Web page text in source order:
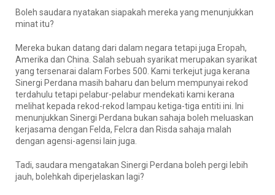
Boleh saudara nyatakan siapakah mereka yang menunjukkan
minat itu?
Mereka bukan datang dari dalam negara tetapi juga Eropah,
Amerika dan China. Salah sebuah syarikat merupakan syarikat
yang tersenarai dalam Forbes 500. Kami terkejut juga kerana
Sinergi Perdana masih baharu dan belum mempunyai rekod
terdahulu tetapi pelabur-pelabur mendekati kami kerana
melihat kepada rekod-rekod lampau ketiga-tiga entiti ini. Ini
menunjukkan Sinergi Perdana bukan sahaja boleh meluaskan
kerjasama dengan Felda, Felcra dan Risda sahaja malah
dengan agensi-agensi lain juga.
Tadi, saudara mengatakan Sinergi Perdana boleh pergi lebih
jauh, bolehkah diperjelaskan lagi?